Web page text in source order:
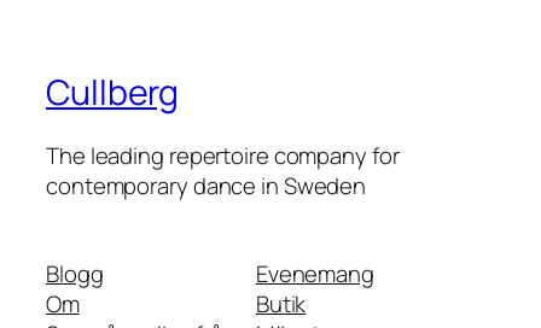
Cullberg
The leading repertoire company for
contemporary dance in Sweden
Blogg
Om
Evenemang
Butik